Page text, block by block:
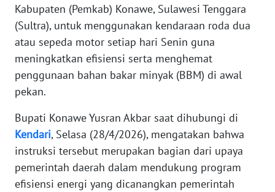
Kabupaten (Pemkab) Konawe, Sulawesi Tenggara
(Sultra), untuk menggunakan kendaraan roda dua
atau sepeda motor setiap hari Senin guna
meningkatkan efisiensi serta menghemat
penggunaan bahan bakar minyak (BBM) di awal
pekan.
Bupati Konawe Yusran Akbar saat dihubungi di
Kendari, Selasa (28/4/2026), mengatakan bahwa
instruksi tersebut merupakan bagian dari upaya
pemerintah daerah dalam mendukung program
efisiensi energi yang dicanangkan pemerintah
DISCLAIMER
Wahana
News
Regional
SUMUT
WN